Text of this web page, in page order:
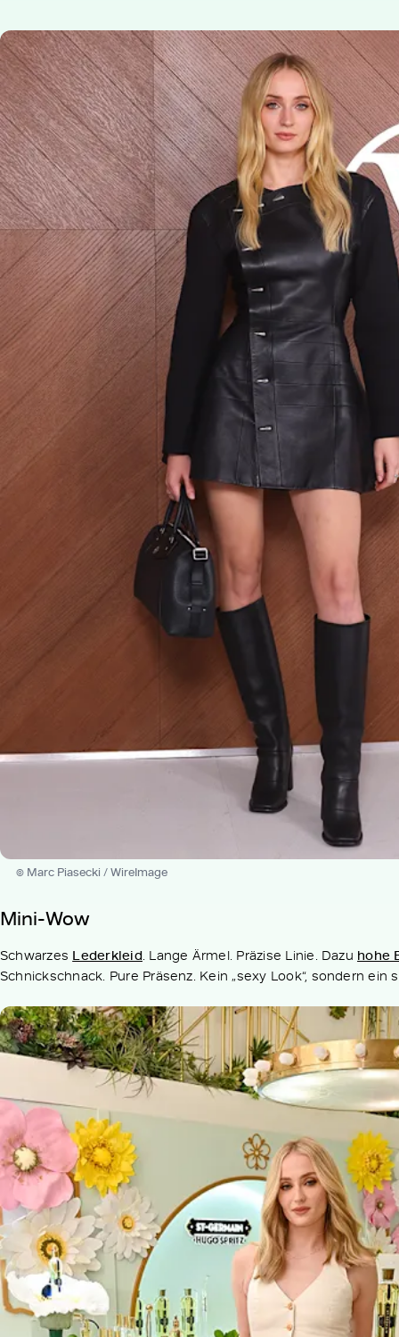
© Marc Piasecki / WireImage
Mini-Wow
Schwarzes Lederkleid. Lange Ärmel. Präzise Linie. Dazu hohe
Schnickschnack. Pure Präsenz. Kein „sexy Look“, sondern ein